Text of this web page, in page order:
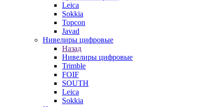
Leica
Sokkia
Topcon
Javad
Нивелиры цифровые
Назад
Нивелиры цифровые
Trimble
FOIF
SOUTH
Leica
Sokkia